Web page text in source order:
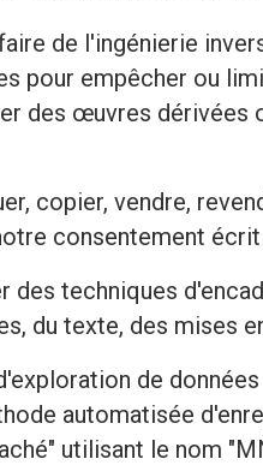
de l'ingénierie
pour empêcher ou
des œuvres
copier, vendre,
consentement
des techniques
du texte, des mises
de
automatisée
utilisant le nom